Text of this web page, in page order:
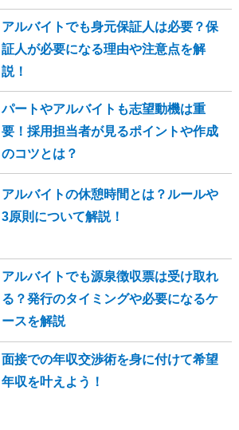
アルバイトでも身元保証人は必要？保
証人が必要になる理由や注意点を解
説！
パートやアルバイトも志望動機は重
要！採用担当者が見るポイントや作成
のコツとは？
アルバイトの休憩時間とは？ルールや
3原則について解説！
アルバイトでも源泉徴収票は受け取れ
る？発行のタイミングや必要になるケ
ースを解説
面接での年収交渉術を身に付けて希望
年収を叶えよう！